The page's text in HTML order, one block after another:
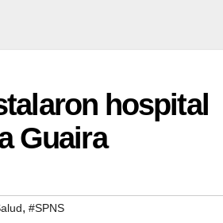
hospital
Guaira
, #SPNS